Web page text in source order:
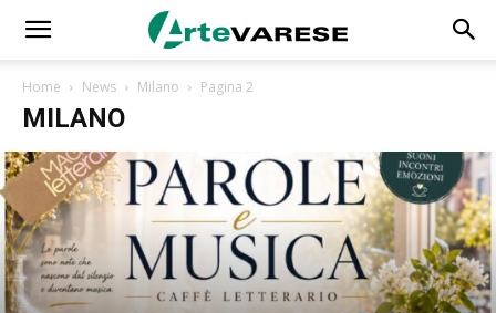
Home News Milano Pagina 2
MILANO